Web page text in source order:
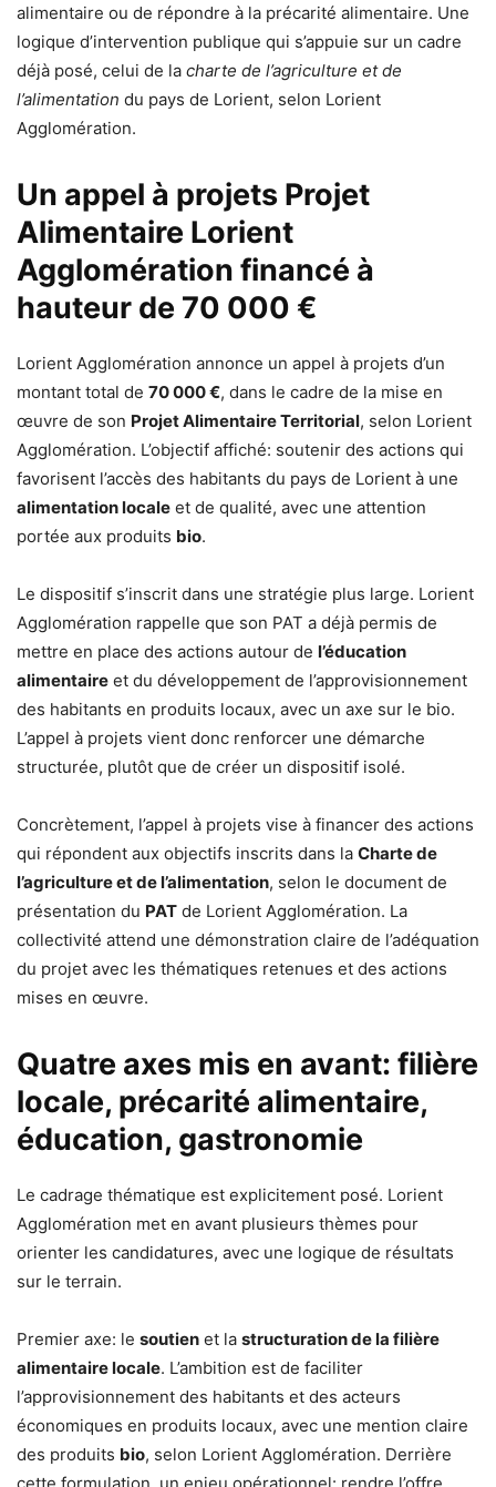
alimentaire ou de répondre à la précarité alimentaire. Une
logique d’intervention publique qui s’appuie sur un cadre
déjà posé, celui de la charte de l’agriculture et de
l’alimentation du pays de Lorient, selon Lorient
Agglomération.
Un appel à projets Projet
Alimentaire Lorient
Agglomération financé à
hauteur de 70 000 €
Lorient Agglomération annonce un appel à projets d’un
montant total de 70 000 €, dans le cadre de la mise en
œuvre de son Projet Alimentaire Territorial, selon Lorient
Agglomération. L’objectif affiché: soutenir des actions qui
favorisent l’accès des habitants du pays de Lorient à une
alimentation locale et de qualité, avec une attention
portée aux produits bio.
Le dispositif s’inscrit dans une stratégie plus large. Lorient
Agglomération rappelle que son PAT a déjà permis de
mettre en place des actions autour de l’éducation
alimentaire et du développement de l’approvisionnement
des habitants en produits locaux, avec un axe sur le bio.
L’appel à projets vient donc renforcer une démarche
structurée, plutôt que de créer un dispositif isolé.
Concrètement, l’appel à projets vise à financer des actions
qui répondent aux objectifs inscrits dans la Charte de
l’agriculture et de l’alimentation, selon le document de
présentation du PAT de Lorient Agglomération. La
collectivité attend une démonstration claire de l’adéquation
du projet avec les thématiques retenues et des actions
mises en œuvre.
Quatre axes mis en avant: filière
locale, précarité alimentaire,
éducation, gastronomie
Le cadrage thématique est explicitement posé. Lorient
Agglomération met en avant plusieurs thèmes pour
orienter les candidatures, avec une logique de résultats
sur le terrain.
Premier axe: le soutien et la structuration de la filière
alimentaire locale. L’ambition est de faciliter
l’approvisionnement des habitants et des acteurs
économiques en produits locaux, avec une mention claire
des produits bio, selon Lorient Agglomération. Derrière